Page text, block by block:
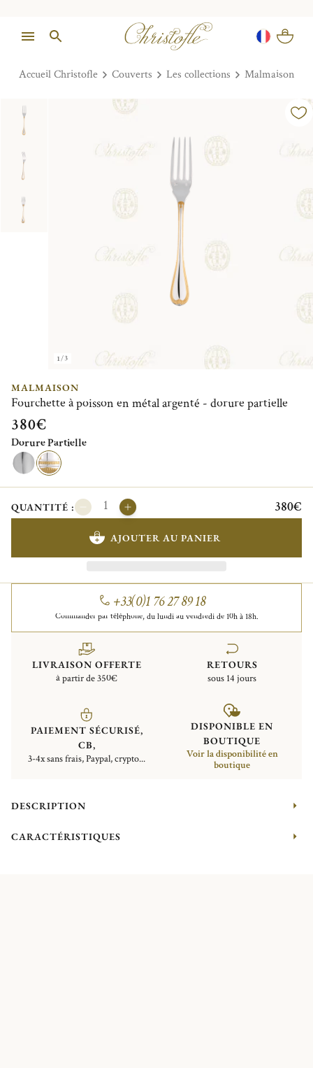
Accueil Christofle Couverts Les collections Malmaison
1/3
MALMAISON
Fourchette à poisson en métal argenté - dorure partielle
380€
Dorure Partielle
QUANTITÉ : 380€
AJOUTER AU PANIER
+33(0)1 76 27 89 18
Commander par téléphone, du lundi au vendredi de 10h à 18h.
LIVRAISON OFFERTE
à partir de 350€
RETOURS
sous 14 jours
PAIEMENT SÉCURISÉ,
CB,
3-4x sans frais, Paypal, crypto...
DISPONIBLE EN
BOUTIQUE
Voir la disponibilité en
boutique
DESCRIPTION
CARACTÉRISTIQUES